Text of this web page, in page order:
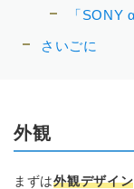
「SONY
さいごに
外観
まずは外観デザイン